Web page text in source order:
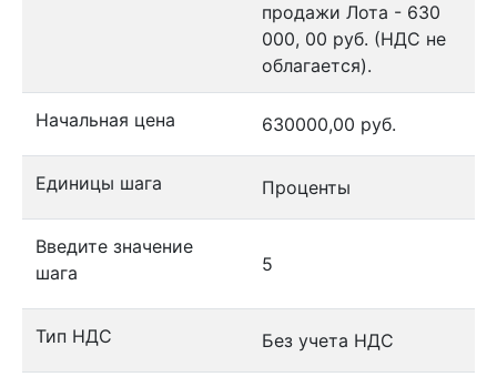
продажи Лота - 630
000, 00 руб. (НДС не
облагается).
Начальная цена 630000,00 руб.
Единицы шага Проценты
Введите значение
шага
5
Тип НДС Без учета НДС